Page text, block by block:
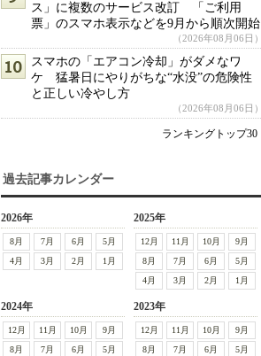
ス」に複数のサービス改訂 「ご利用
票」のスマホ表示などを9月から順次開始
（2026年08月06日）
スマホの「エアコン冷却」がダメなワ
ケ 猛暑日にやりがちな“水没”の危険性
と正しい冷やし方
（2026年08月06日）
ランキングトップ30
過去記事カレンダー
2026年
8月 7月 6月
5月
4月
3月 2月 1月
2025年
12月 11月 10月
9月
8月
7月 6月
5月
4月
3月 2月 1月
2024年
12月 11月 10月
9月
8月
7月 6月
5月
2023年
12月 11月 10月
9月
8月
7月 6月
5月